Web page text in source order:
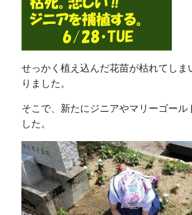
せっかく植え込んだ花苗が枯れてしま
りました。
そこで、新たにジニアやマリーゴール
した。